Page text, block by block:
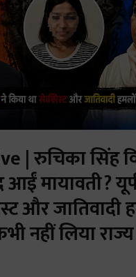
| रुचिका सिंह
आईं मायावती?
और जातिवादी
नहीं लिया